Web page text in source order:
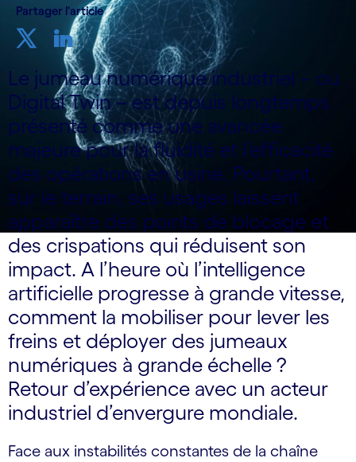
Partager l'article
Le jumeau numérique industriel – ou
Digital Twin – est depuis longtemps
présenté comme une avancée
majeure pour la fluidité et l’efficacité
des opérations en usine. Pourtant,
sur le terrain, ses usages laissent
apparaître des points de blocage et
des crispations qui réduisent son
impact. A l’heure où l’intelligence
artificielle progresse à grande vitesse,
comment la mobiliser pour lever les
freins et déployer des jumeaux
numériques à grande échelle ?
Retour d’expérience avec un acteur
industriel d’envergure mondiale.
Face aux instabilités constantes de la chaîne